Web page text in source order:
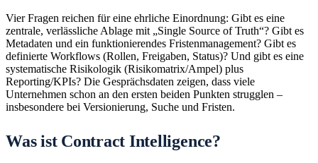
Vier Fragen reichen für eine ehrliche Einordnung: Gibt es eine
zentrale, verlässliche Ablage mit „Single Source of Truth“? Gibt es
Metadaten und ein funktionierendes Fristenmanagement? Gibt es
definierte Workflows (Rollen, Freigaben, Status)? Und gibt es eine
systematische Risikologik (Risikomatrix/Ampel) plus
Reporting/KPIs? Die Gesprächsdaten zeigen, dass viele
Unternehmen schon an den ersten beiden Punkten strugglen –
insbesondere bei Versionierung, Suche und Fristen.
Was ist Contract Intelligence?